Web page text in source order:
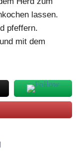
lassen.
pfeffern.
mit dem